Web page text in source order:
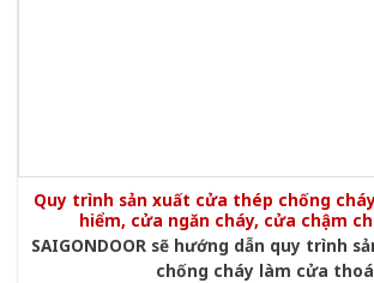
Quy trình sản xuất cửa thép chống
hiểm, cửa ngăn cháy, cửa chậm
SAIGONDOOR sẽ hướng dẫn quy trình
chống cháy làm cửa